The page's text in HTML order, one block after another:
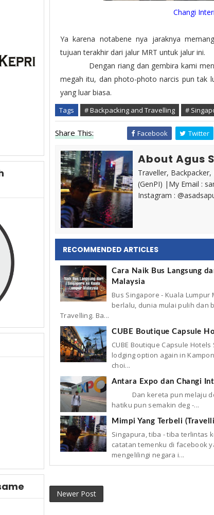
Changi
Ya karena notabene nya jaraknya
tujuan terakhir dari jalur MRT untuk jalur ini.
Dengan riang dan gembira kami
megah itu, dan photo-photo narcis pun tak
yang luar biasa.
Tags # Backpacking and Travelling #
Share This: Facebook Twitter
About Agus
Traveller,
(GenPI) |My Email :
Instagram :
RECOMMENDED ARTICLES
Cara Naik Bus Langsung
Malaysia
Bus Singapore - Kuala
berlalu, dunia mulai pulih dan
Travelling. Ba...
CUBE Boutique Capsule
CUBE Boutique Capsule
lodging option again in
choi...
Antara Expo dan Changi
Dan kereta pun melaju
hatiku pun semakin deg -...
Mimpi Yang Terbeli
Singapura, tiba - tiba terlintas
catatan temenku di facebook
mengelilingi negara i...
Newer Post